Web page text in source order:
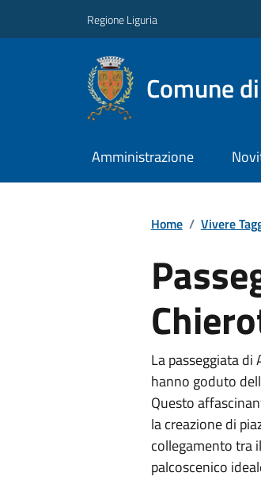
Regione Liguria
Comune
Amministrazione
Home / Vivere
La passeggiata
hanno goduto
Questo
la creazione di
collegamento tra
palcoscenico